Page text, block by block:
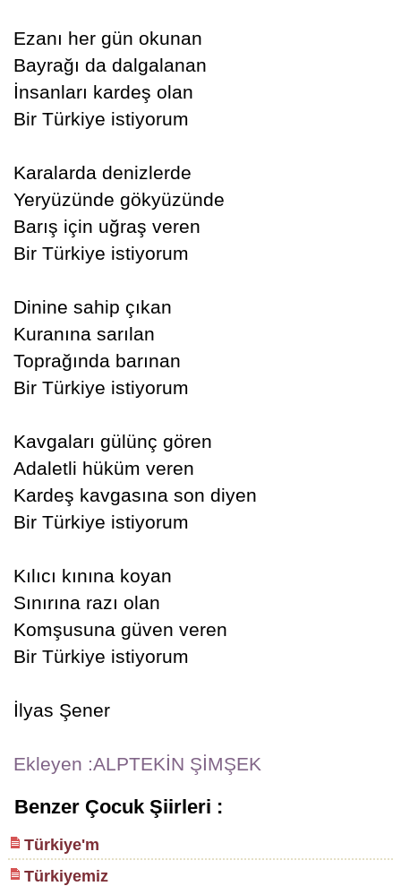
Ezanı her gün okunan
Bayrağı da dalgalanan
İnsanları kardeş olan
Bir Türkiye istiyorum
Karalarda denizlerde
Yeryüzünde gökyüzünde
Barış için uğraş veren
Bir Türkiye istiyorum
Dinine sahip çıkan
Kuranına sarılan
Toprağında barınan
Bir Türkiye istiyorum
Kavgaları gülünç gören
Adaletli hüküm veren
Kardeş kavgasına son diyen
Bir Türkiye istiyorum
Kılıcı kınına koyan
Sınırına razı olan
Komşusuna güven veren
Bir Türkiye istiyorum
İlyas Şener
Ekleyen :ALPTEKİN ŞİMŞEK
Benzer Çocuk Şiirleri :
Türkiye'm
Türkiyemiz